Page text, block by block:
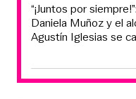
“¡Juntos por siempre!”:
Daniela Muñoz y el
Agustín Iglesias se